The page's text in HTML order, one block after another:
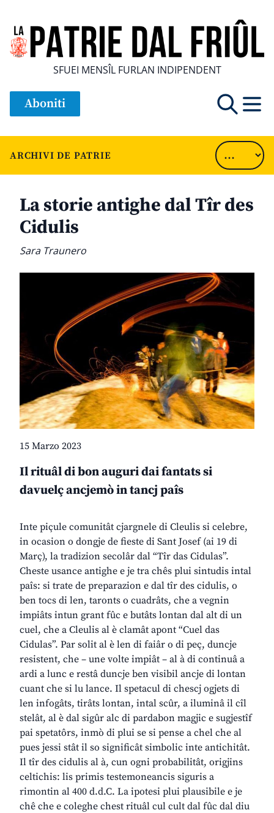
SFUEI MENSÎL FURLAN INDIPENDENT
Aboniti
ARCHIVI DE PATRIE
La storie antighe dal Tîr des
Cidulis
Sara Traunero
15 Marzo 2023
Il rituâl di bon auguri dai fantats si
davuelç ancjemò in tancj paîs
Inte piçule comunitât cjargnele di Cleulis si celebre,
in ocasion o dongje de fieste di Sant Josef (ai 19 di
Març), la tradizion secolâr dal “Tîr das Cidulas”.
Cheste usance antighe e je tra chês plui sintudis intal
paîs: si trate de preparazion e dal tîr des cidulis, o
ben tocs di len, taronts o cuadrâts, che a vegnin
impiâts intun grant fûc e butâts lontan dal alt di un
cuel, che a Cleulis al è clamât apont “Cuel das
Cidulas”. Par solit al è len di faiâr o di peç, duncje
resistent, che – une volte impiât – al à di continuâ a
ardi a lunc e restâ duncje ben visibil ancje di lontan
cuant che si lu lance. Il spetacul di chescj ogjets di
len infogâts, tirâts lontan, intal scûr, a iluminâ il cîl
stelât, al è dal sigûr alc di pardabon magjic e sugjestîf
pai spetatôrs, inmò di plui se si pense a chel che al
pues jessi stât il so significât simbolic inte antichitât.
Il tîr des cidulis al à, cun ogni probabilitât, origjins
celtichis: lis primis testemoneancis siguris a
rimontin al 400 d.d.C. La ipotesi plui plausibile e je
chê che e coleghe chest rituâl cul cult dal fûc dal diu